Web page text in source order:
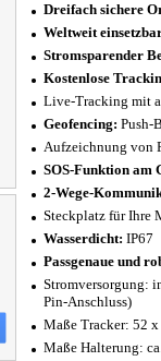
Dreifach sichere
Weltweit
Stromsparender
Kostenlose
Live-Tracking mit
Geofencing: Push-
Aufzeichnung von
SOS-Funktion am
2-Wege-
Steckplatz für Ihre
Wasserdicht: IP67
Passgenaue und
Stromversorgung:
Pin-Anschluss)
Maße Tracker: 52
Maße Halterung: